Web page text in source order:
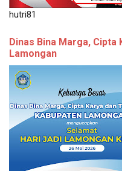
hutri81
Dinas Bina Marga, Cipta
Lamongan